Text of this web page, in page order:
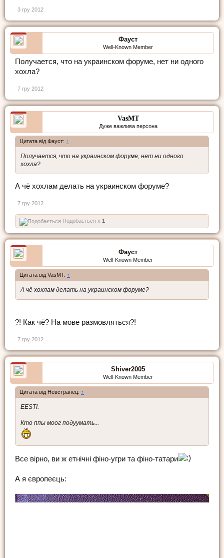
3 гру 2012
Фауст
Well-Known Member
Получается, что на украинском форуме, нет ни одного
хохла?
7 гру 2012
VasMT
Дуже важлива персона
Цитата від Фауст: ↑
Получается, что на украинском форуме, нет ни одного
хохла?
А чё хохлам делать на украинском форуме?
7 гру 2012
Подобається x 1
Фауст
Well-Known Member
Цитата від VasMT: ↑
А чё хохлам делать на украинском форуме?
?! Как чё? На мове размовляться?!
7 гру 2012
Shiver2005
Well-Known Member
Цитата від Невстранец: ↑
EESTI.
Кто ппы моог подуумать...
Все вірно, ви ж етнічні фіно-угри та фіно-татари
А я європеєць: